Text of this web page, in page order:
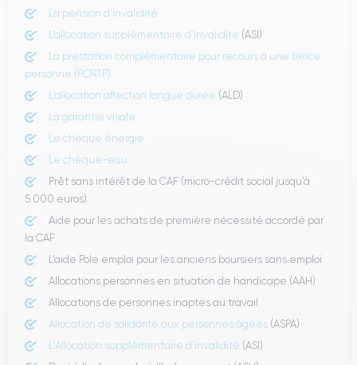
La pension d’invalidité
L’allocation supplémentaire d’invalidité (ASI)
La prestation complémentaire pour recours à une tierce
personne (PCRTP)
L’allocation affection longue durée (ALD)
La garantie visale
Le chèque énergie
Le chèque-eau
Prêt sans intérêt de la CAF (micro-crédit social jusqu’à
5.000 euros)
Aide pour les achats de première nécessité accordé par
la CAF
L’aide Pole emploi pour les anciens boursiers sans emploi
Allocations personnes en situation de handicape (AAH)
Allocations de personnes inaptes au travail
Allocation de solidarité aux personnes âgées (ASPA)
L'Allocation supplémentaire d’invalidité (ASI)